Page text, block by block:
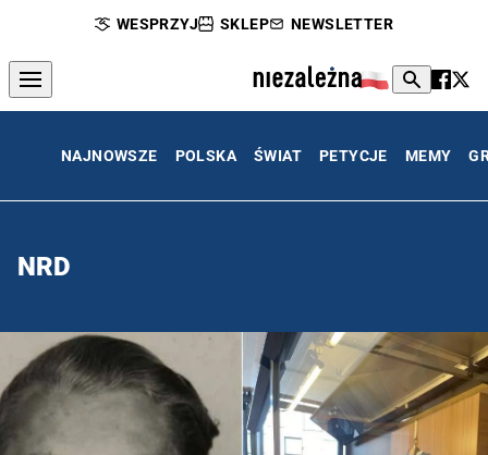
WESPRZYJ SKLEP NEWSLETTER
NAJNOWSZE POLSKA ŚWIAT PETYCJE MEMY
NRD